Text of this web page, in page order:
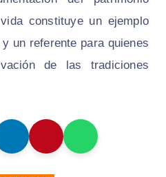
constituye un ejemplo
un referente para quienes
de las tradiciones